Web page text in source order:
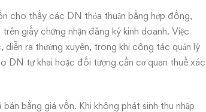
cho thấy các DN thỏa thuận bằng hợp đồng,
giấy chứng nhận đăng ký kinh doanh. Việc
diễn ra thường xuyên, trong khi công tác quản lý
DN tự khai hoặc đối tượng cần cơ quan thuế xác
bằng giá vốn. Khi không phát sinh thu nhập